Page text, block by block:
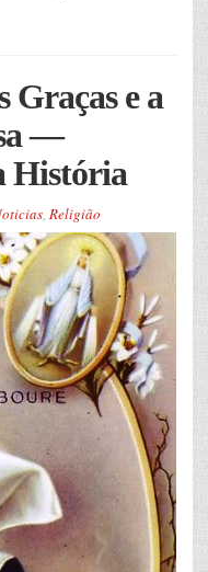
Graças e a
—
História
Religião